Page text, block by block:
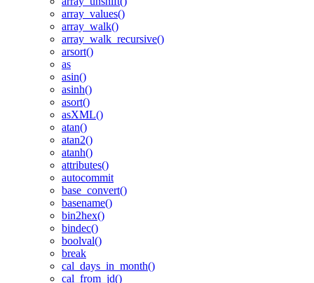
array_values()
array_walk()
array_walk_recursive()
arsort()
as
asin()
asinh()
asort()
asXML()
atan()
atan2()
atanh()
attributes()
autocommit
base_convert()
basename()
bin2hex()
bindec()
boolval()
break
cal_days_in_month()
cal_from_jd()